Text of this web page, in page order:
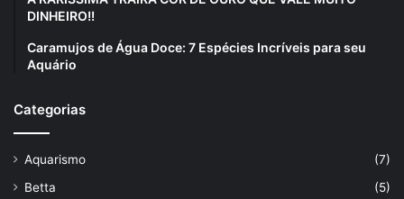
DINHEIRO!!
Caramujos de Água Doce: 7 Espécies Incríveis para seu
Aquário
Categorias
Aquarismo
(7)
Betta
(5)